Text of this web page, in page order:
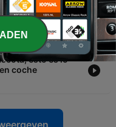
la DGT: cómo
recibes
esto es lo
coche